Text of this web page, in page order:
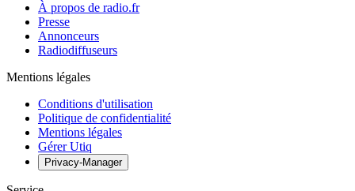
À propos de radio.fr
Presse
Annonceurs
Radiodiffuseurs
Mentions légales
Conditions d'utilisation
Politique de confidentialité
Mentions légales
Gérer Utiq
Privacy-Manager